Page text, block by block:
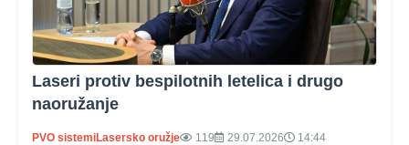
Laseri protiv bespilotnih letelica i drugo
naoružanje
PVO sistemiLasersko oružje 119 29.07.2026 14:44